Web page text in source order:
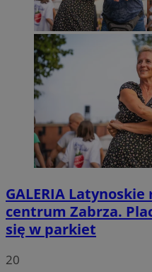
GALERIA Latynoskie
centrum Zabrza.
się w parkiet
20